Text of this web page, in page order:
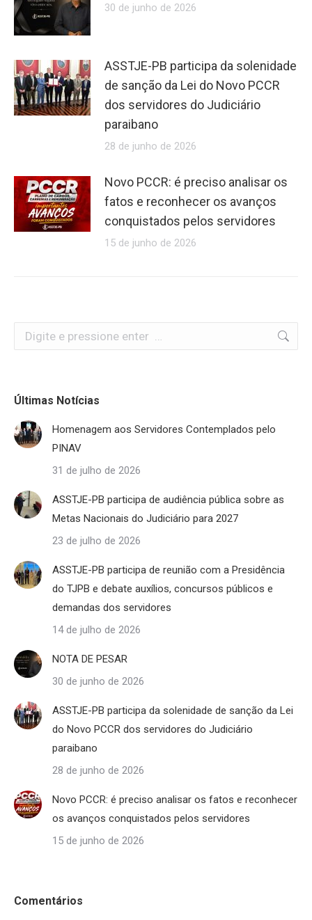
30 de junho de 2026
ASSTJE-PB participa da solenidade
de sanção da Lei do Novo PCCR
dos servidores do Judiciário
paraibano
28 de junho de 2026
Novo PCCR: é preciso analisar os
fatos e reconhecer os avanços
conquistados pelos servidores
15 de junho de 2026
Search:
Últimas Notícias
Homenagem aos Servidores Contemplados pelo
PINAV
31 de julho de 2026
ASSTJE-PB participa de audiência pública sobre as
Metas Nacionais do Judiciário para 2027
23 de julho de 2026
ASSTJE-PB participa de reunião com a Presidência
do TJPB e debate auxílios, concursos públicos e
demandas dos servidores
14 de julho de 2026
NOTA DE PESAR
30 de junho de 2026
ASSTJE-PB participa da solenidade de sanção da Lei
do Novo PCCR dos servidores do Judiciário
paraibano
28 de junho de 2026
Novo PCCR: é preciso analisar os fatos e reconhecer
os avanços conquistados pelos servidores
15 de junho de 2026
Comentários